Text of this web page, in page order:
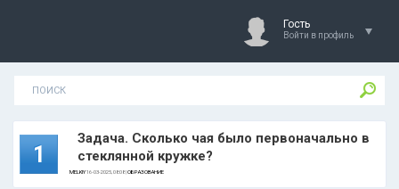
Гость
Войти в профиль
1
Задача. Сколько чая было первоначально в
стеклянной кружке?
MELKIY16-03-2025, 08:08 |ОБРАЗОВАНИЕ